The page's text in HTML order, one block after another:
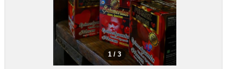
1 / 3